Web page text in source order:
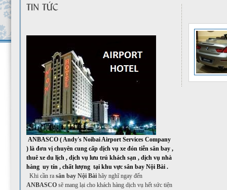
ANBASCO ( Andy's Noibai Airport Services Company
) là đơn vị chuyên cung cấp dịch vụ xe đón tiễn sân bay ,
thuê xe du lịch , dịch vụ lưu trú khách sạn , dịch vụ nhà
hàng uy tín , chất lượng tại khu vực sân bay Nội Bài .
Khi cần ra sân bay Nội Bài hãy nghĩ ngay đến
ANBASCO sẽ mang lại cho khách hàng dịch vụ hết sức tiện